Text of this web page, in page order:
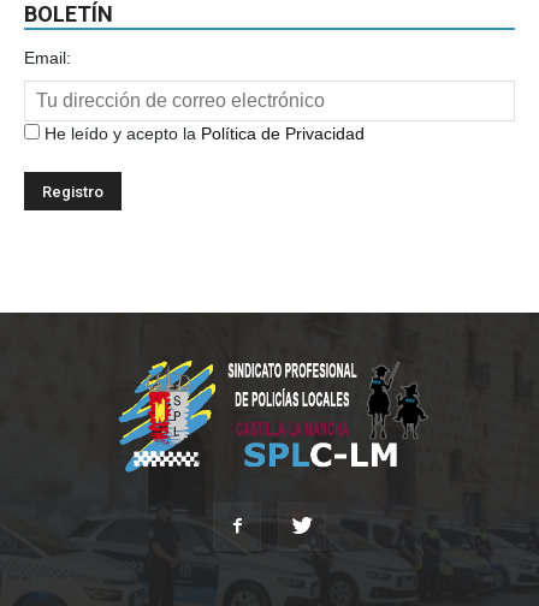
BOLETÍN
Email:
He leído y acepto la Política de Privacidad